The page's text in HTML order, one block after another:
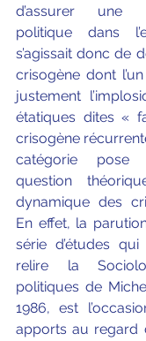
d’assurer une
politique dans
s’agissait donc de
crisogène dont
justement
étatiques dites «
crisogène
catégorie pose
question
dynamique des
En effet, la
série d’études
relire la
politiques de
1986, est
apports au regard